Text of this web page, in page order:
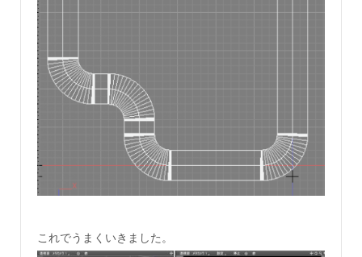
これでうまくいきました。